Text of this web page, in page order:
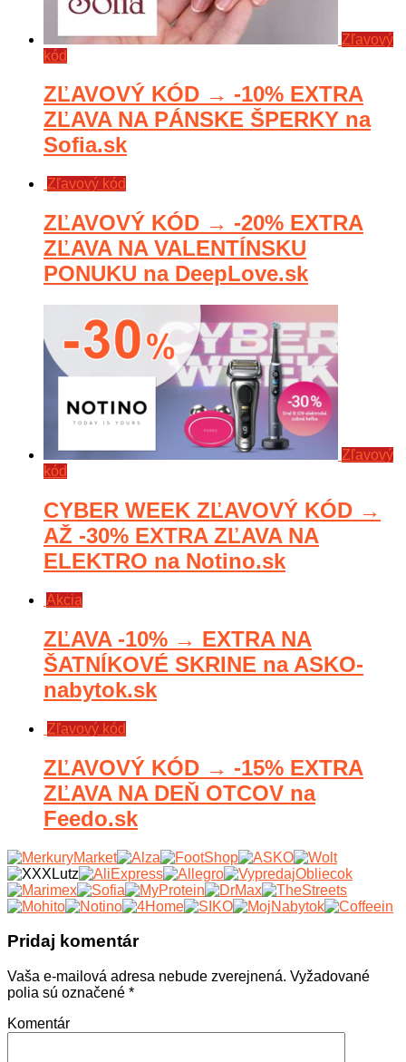
Zľavový
kód
ZĽAVOVÝ KÓD → -10% EXTRA
ZĽAVA NA PÁNSKE ŠPERKY na
Sofia.sk
Zľavový kód
ZĽAVOVÝ KÓD → -20% EXTRA
ZĽAVA NA VALENTÍNSKU
PONUKU na DeepLove.sk
Zľavový
kód
CYBER WEEK ZĽAVOVÝ KÓD →
AŽ -30% EXTRA ZĽAVA NA
ELEKTRO na Notino.sk
Akcia
ZĽAVA -10% → EXTRA NA
ŠATNÍKOVÉ SKRINE na ASKO-
nabytok.sk
Zľavový kód
ZĽAVOVÝ KÓD → -15% EXTRA
ZĽAVA NA DEŇ OTCOV na
Feedo.sk
Pridaj komentár
Vaša e-mailová adresa nebude zverejnená. Vyžadované
polia sú označené *
Komentár